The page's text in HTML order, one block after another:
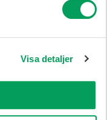
Visa detaljer
Maskiningenjör -
Produkter
Maskiningenjör - System
Nätverksspecialist